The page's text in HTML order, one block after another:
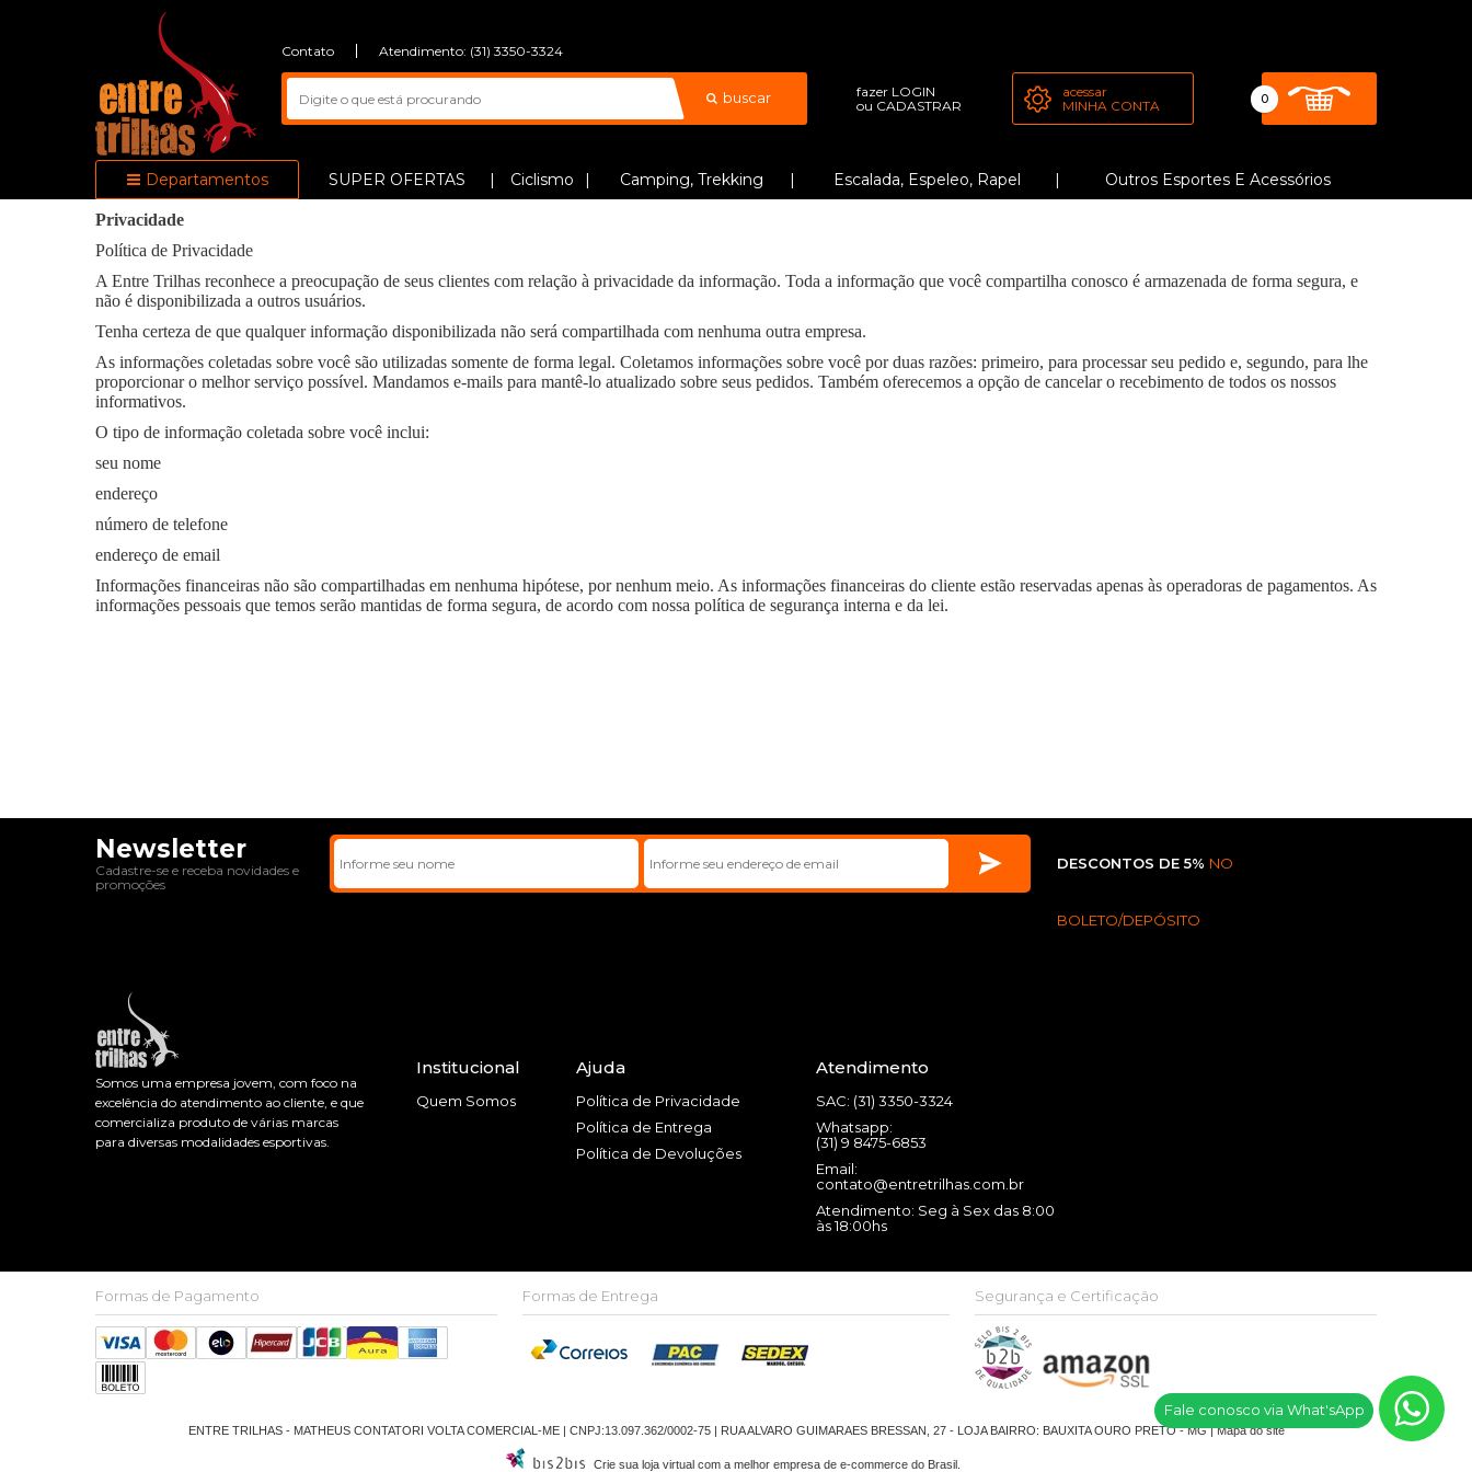
Contato Atendimento: (31) 3350-3324
buscar fazer LOGIN
ou CADASTRAR
acessar
MINHA CONTA
0
Departamentos SUPER OFERTAS Ciclismo Camping, Trekking Escalada, Espeleo, Rapel Outros Esportes E Acessórios
Privacidade
Política de Privacidade
A Entre Trilhas reconhece a preocupação de seus clientes com relação à privacidade da informação. Toda a informação que você compartilha conosco é armazenada de forma segura, e
não é disponibilizada a outros usuários.
Tenha certeza de que qualquer informação disponibilizada não será compartilhada com nenhuma outra empresa.
As informações coletadas sobre você são utilizadas somente de forma legal. Coletamos informações sobre você por duas razões: primeiro, para processar seu pedido e, segundo, para lhe
proporcionar o melhor serviço possível. Mandamos e-mails para mantê-lo atualizado sobre seus pedidos. Também oferecemos a opção de cancelar o recebimento de todos os nossos
informativos.
O tipo de informação coletada sobre você inclui:
seu nome
endereço
número de telefone
endereço de email
Informações financeiras não são compartilhadas em nenhuma hipótese, por nenhum meio. As informações financeiras do cliente estão reservadas apenas às operadoras de pagamentos. As
informações pessoais que temos serão mantidas de forma segura, de acordo com nossa política de segurança interna e da lei.
Newsletter
Cadastre-se e receba novidades e
promoções
DESCONTOS DE 5% NO
BOLETO/DEPÓSITO
Somos uma empresa jovem, com foco na
excelência do atendimento ao cliente, e que
comercializa produto de várias marcas
para diversas modalidades esportivas.
Institucional
Quem Somos
Ajuda
Política de Privacidade
Política de Entrega
Política de Devoluções
Atendimento
SAC: (31) 3350-3324
Whatsapp:
(31) 9 8475-6853
Email:
contato@entretrilhas.com.br
Atendimento: Seg à Sex das 8:00
às 18:00hs
Formas de Pagamento Formas de Entrega Segurança e Certificação
ENTRE TRILHAS - MATHEUS CONTATORI VOLTA COMERCIAL-ME | CNPJ:13.097.362/0002-75 | RUA ALVARO GUIMARAES BRESSAN, 27 - LOJA BAIRRO: BAUXITA OURO PRETO - MG |Mapa do site
Crie sua loja virtual com a melhor empresa de e-commerce do Brasil.
Fale conosco via What'sApp